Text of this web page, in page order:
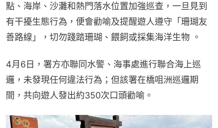
點、海岸、沙灘和熱門落水位置加強巡查，一旦見到
有干擾生態行為，便會勸喻及提醒遊人遵守「珊瑚友
善路線」，切勿踐踏珊瑚、餵飼或採集海洋生物 。
4月6日，署方亦聯同水警、海事處進行聯合海上巡
邏，未發現任何違法行為；但該署在橋咀洲巡邏期
間，共向遊人發出約350次口頭勸喻。